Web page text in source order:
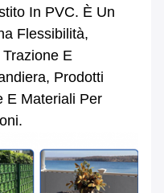
In PVC. È Un
Flessibilità,
E
Prodotti
E Materiali Per